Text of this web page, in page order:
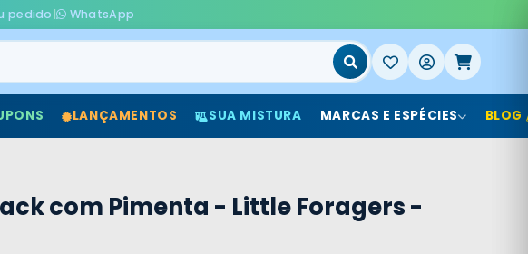
pedido| WhatsApp
LANÇAMENTOS SUA MISTURA MARCAS E ESPÉCIES BLOG
com Pimenta - Little Foragers -